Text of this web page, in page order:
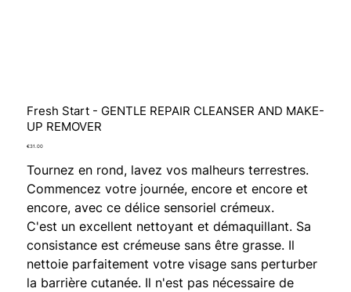
Fresh Start - GENTLE REPAIR CLEANSER AND MAKE-
UP REMOVER
Price
€31.00
Tournez en rond, lavez vos malheurs terrestres.
Commencez votre journée, encore et encore et
encore, avec ce délice sensoriel crémeux.
C'est un excellent nettoyant et démaquillant. Sa
consistance est crémeuse sans être grasse. Il
nettoie parfaitement votre visage sans perturber
la barrière cutanée. Il n'est pas nécessaire de